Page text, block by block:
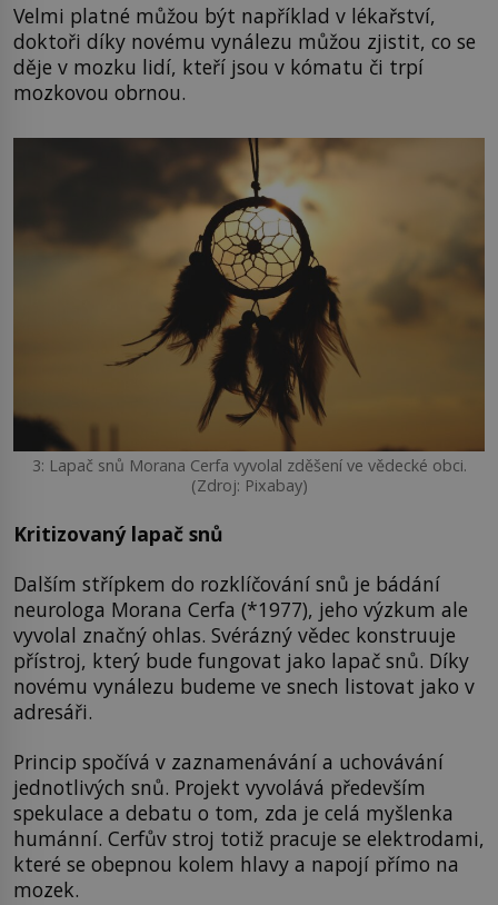
Velmi platné můžou být například v lékařství,
doktoři díky novému vynálezu můžou zjistit, co se
děje v mozku lidí, kteří jsou v kómatu či trpí
mozkovou obrnou.
3: Lapač snů Morana Cerfa vyvolal zděšení ve vědecké obci.
(Zdroj: Pixabay)
Kritizovaný lapač snů
Dalším střípkem do rozklíčování snů je bádání
neurologa Morana Cerfa (*1977), jeho výzkum ale
vyvolal značný ohlas. Svérázný vědec konstruuje
přístroj, který bude fungovat jako lapač snů. Díky
novému vynálezu budeme ve snech listovat jako v
adresáři.
Princip spočívá v zaznamenávání a uchovávání
jednotlivých snů. Projekt vyvolává především
spekulace a debatu o tom, zda je celá myšlenka
humánní. Cerfův stroj totiž pracuje se elektrodami,
které se obepnou kolem hlavy a napojí přímo na
mozek.